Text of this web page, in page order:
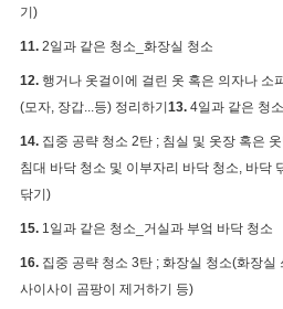
기)
11. 2일과 같은 청소_화장실 청소
12. 행거나 옷걸이에 걸린 옷 혹은 의자나 소
(모자, 장갑...등) 정리하기13. 4일과 같은 청
14. 집중 공략 청소 2탄 ; 침실 및 옷장 혹은
침대 바닥 청소 및 이부자리 바닥 청소, 바닥
닦기)
15. 1일과 같은 청소_거실과 부엌 바닥 청소
16. 집중 공략 청소 3탄 ; 화장실 청소(화장실
사이사이 곰팡이 제거하기 등)